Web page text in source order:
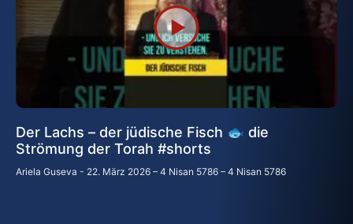
Der Lachs – der jüdische Fisch 🐟 die
Strömung der Torah #shorts
Ariela Guseva 22. März 2026 – 4 Nisan 5786 – 4 Nisan 5786